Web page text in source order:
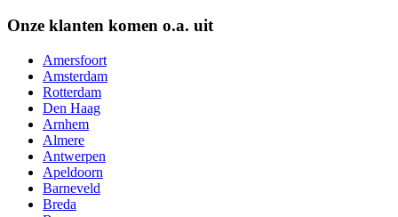
Onze klanten komen o.a. uit
Amersfoort
Amsterdam
Rotterdam
Den Haag
Arnhem
Almere
Antwerpen
Apeldoorn
Barneveld
Breda